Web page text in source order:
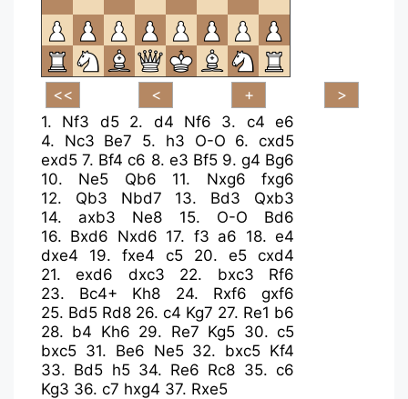
1. Nf3 d5 2. d4 Nf6 3. c4 e6
4. Nc3 Be7 5. h3 O-O 6.cxd5
exd5 7. Bf4 c6 8. e3 Bf5 9. g4 Bg6
10. Ne5 Qb6 11. Nxg6
fxg6
12. Qb3 Nbd7 13. Bd3
Qxb3
14. axb3 Ne8 15. O-O
Bd6
16. Bxd6 Nxd6 17. f3 a6 18.e4
dxe4
19. fxe4 c5 20. e5 cxd4
21.exd6 dxc3 22. bxc3
Rf6
23. Bc4+ Kh8 24. Rxf6
gxf6
25. Bd5 Rd8 26. c4 Kg7 27. Re1 b6
28. b4 Kh6 29. Re7 Kg5 30.c5
bxc5 31. Be6 Ne5 32. bxc5 Kf4
33. Bd5 h5 34. Re6 Rc8 35.c6
Kg3 36. c7 hxg4 37. Rxe5